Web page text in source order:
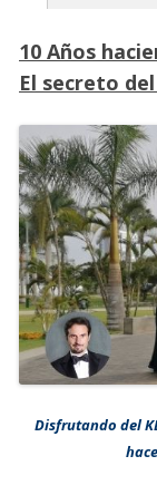
10 Años
El secreto
Disfrutando del